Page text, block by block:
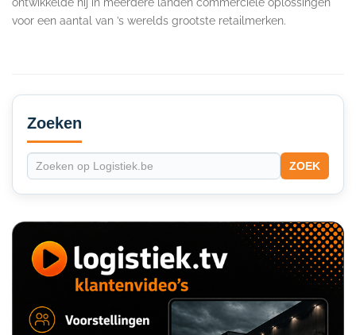
voor een aantal van ’s werelds grootste retailmerken.
Secondary
Sidebar
Zoeken
ZOEK